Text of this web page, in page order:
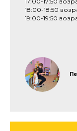
18:00-18:50
19:00-19:50